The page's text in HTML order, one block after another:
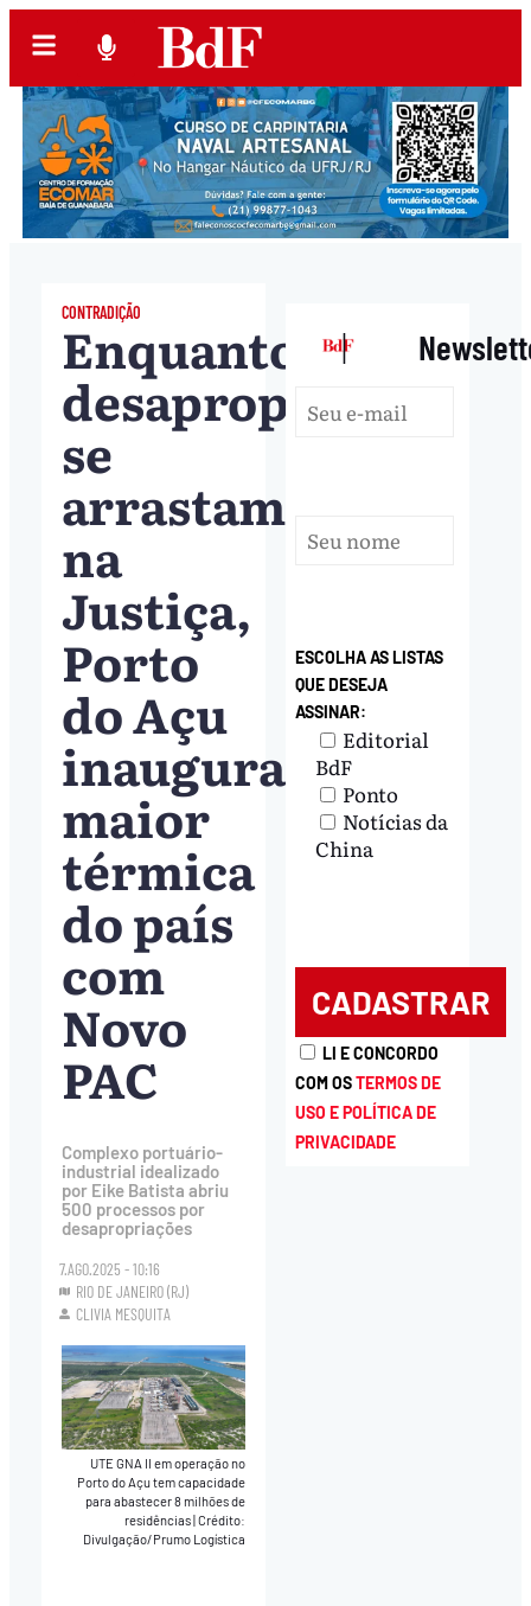
CONTRADIÇÃO
Enquanto
desapropriações
se
arrastam
na
Justiça,
Porto
do Açu
inaugura
maior
térmica
do país
com
Novo
PAC
Complexo portuário-
industrial idealizado
por Eike Batista abriu
500 processos por
desapropriações
7.AGO.2025 - 10:16
RIO DE JANEIRO (RJ)
CLIVIA MESQUITA
UTE GNA II em operação no
Porto do Açu tem capacidade
para abastecer 8 milhões de
residências|Crédito:
Divulgação/Prumo Logística
|
ESCOLHA AS LISTAS
QUE DESEJA
ASSINAR:
Editorial
BdF
Ponto
Notícias da
China
LI E CONCORDO
COM OSTERMOS DE
USO E POLÍTICA DE
PRIVACIDADE